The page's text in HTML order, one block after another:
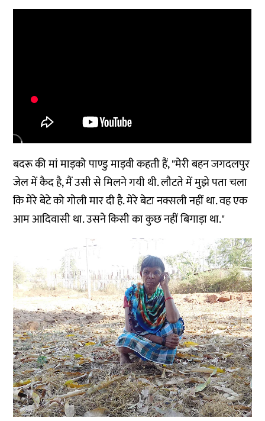
बदरू की मां माड़को पाण्डु माड़वी कहती हैं, "मेरी बहन जगदलपुर
जेल में कैद है, मैं उसी से मिलने गयी थी. लौटते में मुझे पता चला
कि मेरे बेटे को गोली मार दी है. मेरे बेटा नक्सली नहीं था. वह एक
आम आदिवासी था. उसने किसी का कुछ नहीं बिगाड़ा था."